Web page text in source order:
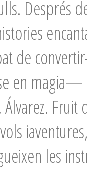
Després
de
en magia—
Álvarez.
les